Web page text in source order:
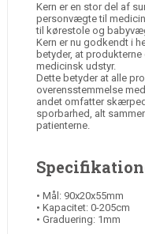
Kern er en stor del af
personvægte til
til kørestole og
Kern er nu godkendt i
betyder, at
medicinsk udstyr.
Dette betyder at alle
overensstemmelse
andet omfatter
sporbarhed, alt
patienterne.
• Mål: 90x20x55mm
• Kapacitet: 0-205cm
• Graduering: 1mm